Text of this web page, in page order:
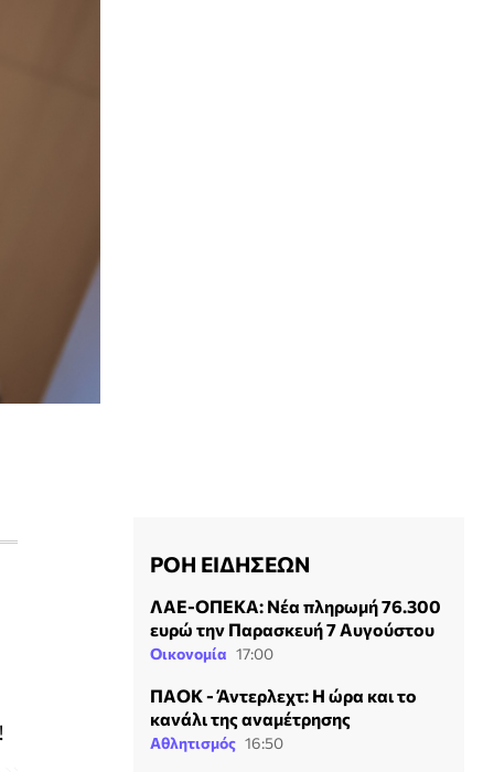
ΡΟΗ ΕΙΔΗΣΕΩΝ
ΛΑΕ-ΟΠΕΚΑ: Νέα πληρωμή 76.300
ευρώ την Παρασκευή 7 Αυγούστου
Οικονομία 17:00
ΠΑΟΚ - Άντερλεχτ: Η ώρα και το
κανάλι της αναμέτρησης
Αθλητισμός 16:50